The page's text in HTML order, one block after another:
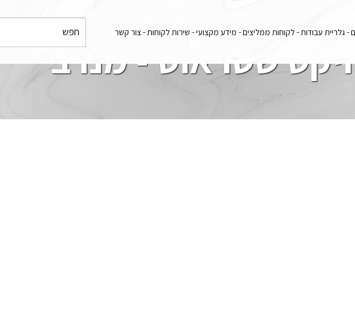
גלריית עבודות לקוחות ממליצים מידע מקצועי שירות לקוחות צור קשר
שטראוס - מנרב